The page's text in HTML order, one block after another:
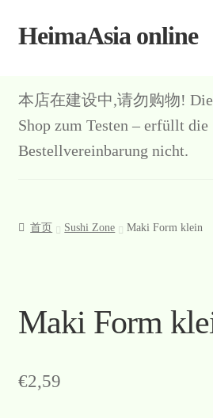
Skip
Skip
HeimaAsia online
About
AGB
Mein Konto
本店在建设中,请勿购物!
Shop zum Testen – erfüllt die
Bestellvereinbarung nicht.
首页 Sushi Zone Maki Form klein
Maki Form
€2,59